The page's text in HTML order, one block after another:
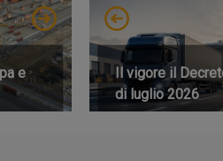
e
Il vigore il
di luglio 2026